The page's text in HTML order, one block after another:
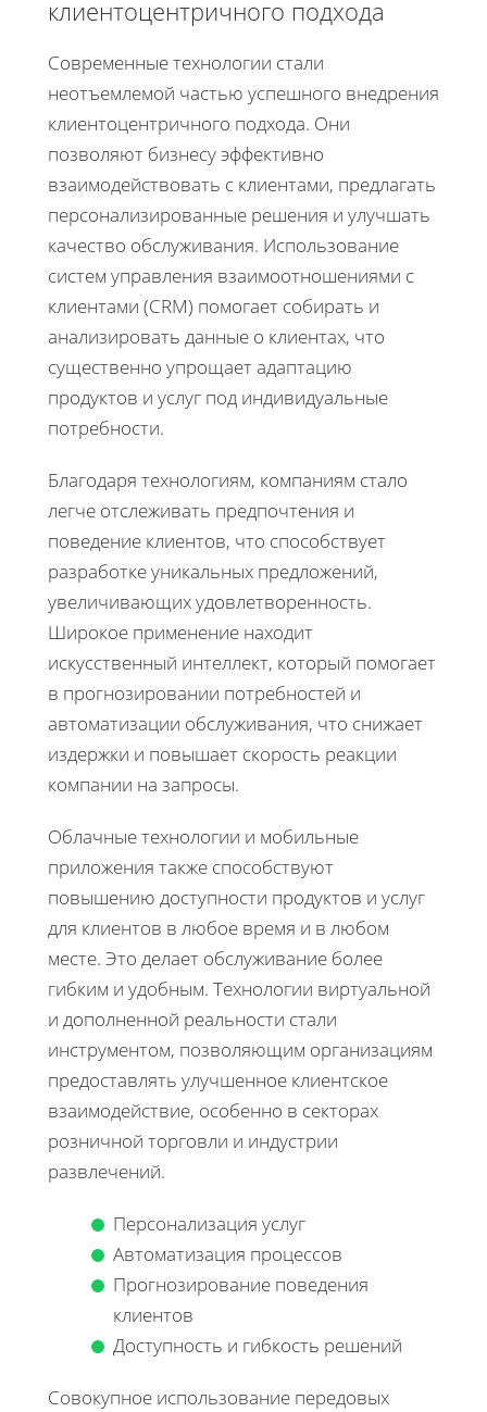
клиентоцентричного подхода
Современные технологии стали
неотъемлемой частью успешного внедрения
клиентоцентричного подхода. Они
позволяют бизнесу эффективно
взаимодействовать с клиентами, предлагать
персонализированные решения и улучшать
качество обслуживания. Использование
систем управления взаимоотношениями с
клиентами (CRM) помогает собирать и
анализировать данные о клиентах, что
существенно упрощает адаптацию
продуктов и услуг под индивидуальные
потребности.
Благодаря технологиям, компаниям стало
легче отслеживать предпочтения и
поведение клиентов, что способствует
разработке уникальных предложений,
увеличивающих удовлетворенность.
Широкое применение находит
искусственный интеллект, который помогает
в прогнозировании потребностей и
автоматизации обслуживания, что снижает
издержки и повышает скорость реакции
компании на запросы.
Облачные технологии и мобильные
приложения также способствуют
повышению доступности продуктов и услуг
для клиентов в любое время и в любом
месте. Это делает обслуживание более
гибким и удобным. Технологии виртуальной
и дополненной реальности стали
инструментом, позволяющим организациям
предоставлять улучшенное клиентское
взаимодействие, особенно в секторах
розничной торговли и индустрии
развлечений.
Персонализация услуг
Автоматизация процессов
Прогнозирование поведения
клиентов
Доступность и гибкость решений
Совокупное использование передовых